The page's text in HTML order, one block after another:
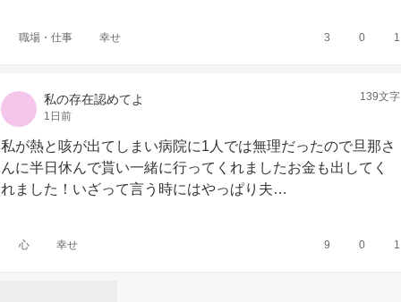
職場・仕事 幸せ 3 0 1
私の存在認めてよ
1日前
139文字
私が熱と咳が出てしまい病院に1人では無理だったので旦那さ
んに半日休んで貰い一緒に行ってくれましたお金も出してく
れました！いざって言う時にはやっぱり夫…
心 幸せ 9 0 1